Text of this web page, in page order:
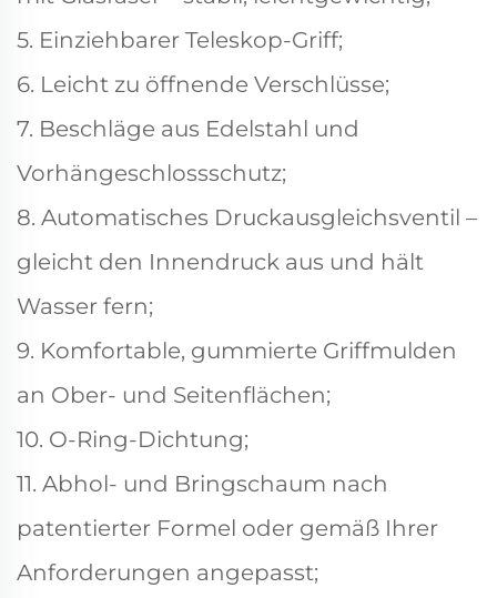
5. Einziehbarer Teleskop-Griff;
6. Leicht zu öffnende Verschlüsse;
7. Beschläge aus Edelstahl und
Vorhängeschlossschutz;
8. Automatisches Druckausgleichsventil –
gleicht den Innendruck aus und hält
Wasser fern;
9. Komfortable, gummierte Griffmulden
an Ober- und Seitenflächen;
10. O-Ring-Dichtung;
11. Abhol- und Bringschaum nach
patentierter Formel oder gemäß Ihrer
Anforderungen angepasst;